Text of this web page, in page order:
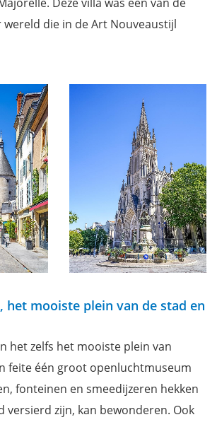
die in de Art Nouveaustijl
het mooiste plein van de stad en
het zelfs het mooiste plein van
feite één groot openluchtmuseum
fonteinen en smeedijzeren hekken
versierd zijn, kan bewonderen. Ook